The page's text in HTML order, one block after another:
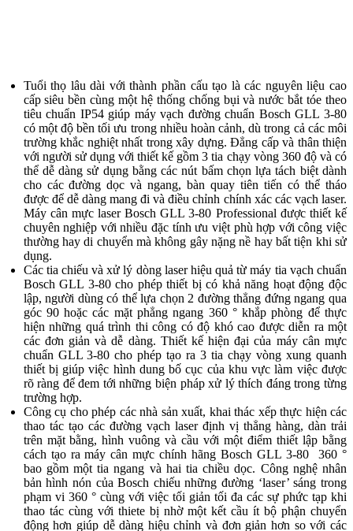
Tuổi thọ lâu dài với thành phần cấu tạo là các nguyên liệu cao
cấp siêu bền cùng một hệ thống chống bụi và nước bắt tóe theo
tiêu chuẩn IP54 giúp máy vạch đường chuẩn Bosch GLL 3-80
có một độ bền tối ưu trong nhiều hoàn cảnh, dù trong cả các môi
trường khắc nghiệt nhất trong xây dựng. Đẳng cấp và thân thiện
với người sử dụng với thiết kế gồm 3 tia chạy vòng 360 độ và có
thể dễ dàng sử dụng bằng các nút bấm chọn lựa tách biệt dành
cho các đường dọc và ngang, bàn quay tiên tiến có thể tháo
được để dễ dàng mang đi và điều chỉnh chính xác các vạch laser.
Máy cân mực laser Bosch GLL 3-80 Professional được thiết kế
chuyên nghiệp với nhiều đặc tính ưu việt phù hợp với công việc
thường hay di chuyển mà không gây nặng nề hay bất tiện khi sử
dụng.
Các tia chiếu và xử lý dòng laser hiệu quả từ máy tia vạch chuẩn
Bosch GLL 3-80 cho phép thiết bị có khả năng hoạt động độc
lập, người dùng có thể lựa chọn 2 đường thẳng đứng ngang qua
góc 90 hoặc các mặt phẳng ngang 360 ° khắp phòng để thực
hiện những quá trình thi công có độ khó cao được diễn ra một
các đơn giản và dễ dàng. Thiết kế hiện đại của máy cân mực
chuẩn GLL 3-80 cho phép tạo ra 3 tia chạy vòng xung quanh
thiết bị giúp việc hình dung bố cục của khu vực làm việc được
rõ ràng để đem tới những biện pháp xử lý thích đáng trong từng
trường hợp.
Công cụ cho phép các nhà sản xuất, khai thác xếp thực hiện các
thao tác tạo các đường vạch laser định vị thẳng hàng, dàn trải
trên mặt bằng, hình vuông và cầu với một điểm thiết lập bằng
cách tạo ra máy cân mực chính hãng Bosch GLL 3-80 360 °
bao gồm một tia ngang và hai tia chiều dọc. Công nghệ nhân
bản hình nón của Bosch chiếu những đường ‘laser’ sáng trong
phạm vi 360 ° cùng với việc tối giản tối đa các sự phức tạp khi
thao tác cùng với thiete bị nhờ một kết cầu ít bộ phận chuyển
động hơn giúp dễ dàng hiệu chỉnh và đơn giản hơn so với các